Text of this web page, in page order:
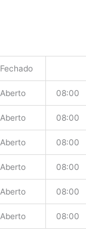
Fechado
Aberto 08:00
Aberto 08:00
Aberto 08:00
Aberto 08:00
Aberto 08:00
Aberto 08:00